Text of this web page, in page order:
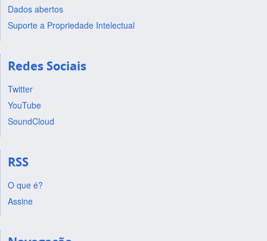
Dados abertos
Suporte a Propriedade Intelectual
Redes Sociais
Twitter
YouTube
SoundCloud
RSS
O que é?
Assine